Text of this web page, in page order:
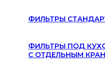
ФИЛЬТРЫ
ФИЛЬТРЫ ПОД
С ОТДЕЛЬНЫМ